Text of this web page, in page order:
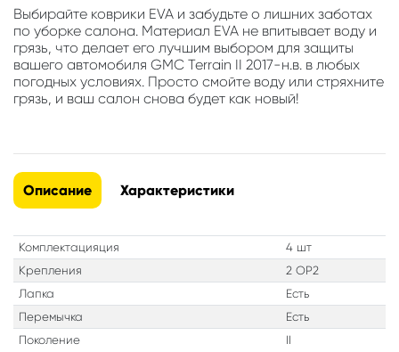
Выбирайте коврики EVA и забудьте о лишних заботах
по уборке салона. Материал EVA не впитывает воду и
грязь, что делает его лучшим выбором для защиты
вашего автомобиля GMC Terrain II 2017-н.в. в любых
погодных условиях. Просто смойте воду или стряхните
грязь, и ваш салон снова будет как новый!
Описание Характеристики
Комплектацияция
4 шт
Крепления
2 OP2
Лапка
Есть
Перемычка
Есть
Поколение
II